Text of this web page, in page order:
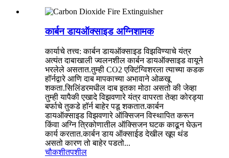
कार्बन डायऑक्साइड अग्निशामक
कार्याचे तत्त्व: कार्बन डायऑक्साइड विझविण्याचे यंत्र
अत्यंत दाबाखाली ज्वलनशील कार्बन डायऑक्साइड वायूने
​​भरलेले असतात.तुम्ही CO2 एक्टिंग्विशरला त्याच्या कडक
हॉर्नद्वारे आणि दाब मापकाच्या अभावाने ओळखू
शकता.सिलिंडरमधील दाब इतका मोठा असतो की जेव्हा
तुम्ही यापैकी एखादे विझवणारे यंत्र वापरता तेव्हा कोरड्या
बर्फाचे तुकडे हॉर्न बाहेर पडू शकतात.कार्बन
डायऑक्साइड विझवणारे ऑक्सिजन विस्थापित करून
किंवा अग्नि त्रिकोणातील ऑक्सिजन घटक काढून घेऊन
कार्य करतात.कार्बन डाय ऑक्साईड देखील खूप थंड
असतो कारण तो बाहेर पडतो...
चौकशीतपशील